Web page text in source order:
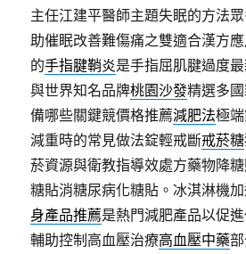
主任江建平醫師主題失眠的方法
助催眠改善難傷痛之雙適合漢方
的手指腱鞘炎是手指屈肌腱過度
與世界知名品牌桃園沙發精選多
備哪些關鍵競價格推薦減肥法極
減重時的常見做法錠輕戒斷戒菸糖
菸資源與衛教指導效處方藥物降
糖貼消糖尿病化糖貼。冰淇淋機
身產品推薦是熱門減肥產品以促
輔助控制高血壓治療高血壓中藥